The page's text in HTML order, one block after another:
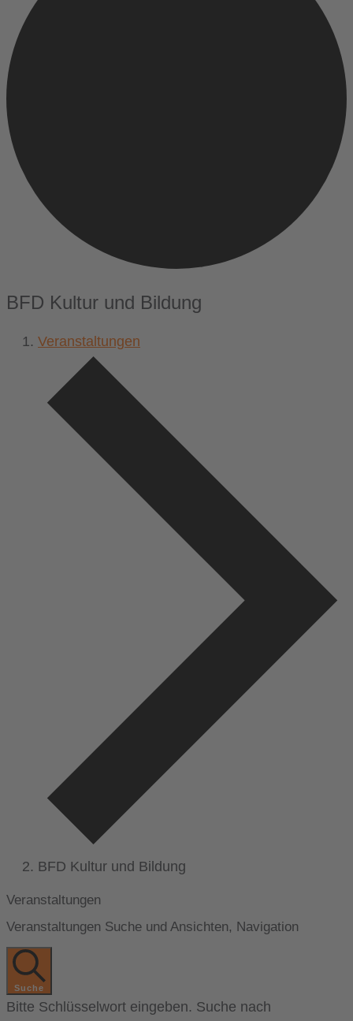
BFD Kultur und Bildung
Veranstaltungen
BFD Kultur und Bildung
Veranstaltungen
Veranstaltungen Suche und Ansichten, Navigation
Suche
Bitte Schlüsselwort eingeben. Suche nach